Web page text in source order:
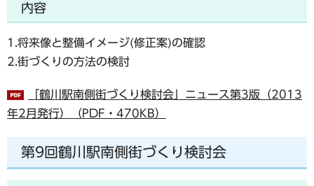
内容
1.将来像と整備イメージ(修正案)の確認
2.街づくりの方法の検討
「鶴川駅南側街づくり検討会」ニュース第3版（2013
年2月発行）（PDF・470KB）
第9回鶴川駅南側街づくり検討会